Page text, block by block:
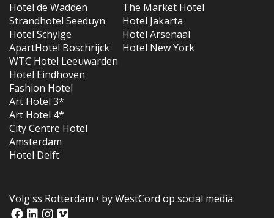
Hotel de Wadden
Strandhotel Seeduyn
Hotel Schylge
ApartHotel Boschrijck
WTC Hotel Leeuwarden
Hotel Eindhoven
Fashion Hotel
Art Hotel 3*
Art Hotel 4*
City Centre Hotel
Amsterdam
Hotel Delft
The Market Hotel
Hotel Jakarta
Hotel Arsenaal
Hotel New York
Volg ss Rotterdam • by WestCord op social media: